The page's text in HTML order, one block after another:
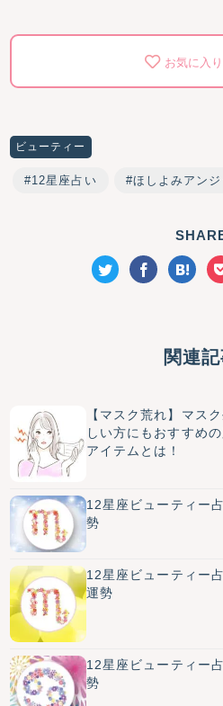
お気に入
ビューティー
12星座占い ほしよみアンジ
関連
【マスク荒れ】マス
しい方にもおすすめ
アイテムとは！
12星座ビューティー
勢
12星座ビューティー
運勢
12星座ビューティー
勢